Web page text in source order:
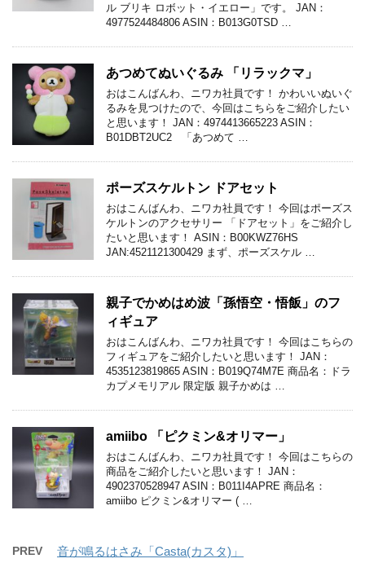
ル ブリキ ロボット・イエロー」です。 JAN：
4977524484806 ASIN：B013G0TSD …
あつめてぬいぐるみ 「リラックマ」
おはこんばんわ、ニワカ社員です！ かわいいぬいぐ
るみを見つけたので、今回はこちらをご紹介したい
と思います！ JAN：4974413665223 ASIN：
B01DBT2UC2 「あつめて …
ポーズスケルトン ドアセット
おはこんばんわ、ニワカ社員です！ 今回はポーズス
ケルトンのアクセサリー 「ドアセット」をご紹介し
たいと思います！ ASIN：B00KWZ76HS
JAN:4521121300429 まず、ポーズスケル …
親子でかめはめ波「孫悟空・悟飯」のフ
ィギュア
おはこんばんわ、ニワカ社員です！ 今回はこちらの
フィギュアをご紹介したいと思います！ JAN：
4535123819865 ASIN：B019Q74M7E 商品名：ドラ
カプメモリアル 限定版 親子かめは …
amiibo 「ピクミン&オリマー」
おはこんばんわ、ニワカ社員です！ 今回はこちらの
商品をご紹介したいと思います！ JAN：
4902370528947 ASIN：B011I4APRE 商品名：
amiibo ピクミン&オリマー ( …
PREV 音が鳴るはさみ「Casta(カスタ)」